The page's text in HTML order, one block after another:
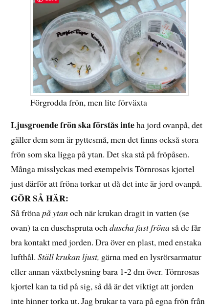
Förgrodda frön, men lite förväxta
Ljusgroende frön ska förstås inteha jord ovanpå, det
gäller dem som är pyttesmå, men det finns också stora
frön som ska ligga på ytan. Det ska stå på fröpåsen.
Många misslyckas med exempelvis Törnrosas kjortel
just därför att fröna torkar ut då det inte är jord ovanpå.
GÖR SÅ HÄR:
Så frönapå ytanoch när krukan dragit in vatten (se
ovan) ta en duschspruta ochduscha fast fröna så de får
bra kontakt med jorden. Dra över en plast, med enstaka
lufthål. Ställ krukan ljust, gärna med en lysrörsarmatur
eller annan växtbelysning bara 1-2 dm över. Törnrosas
kjortel kan ta tid på sig, så då är det viktigt att jorden
inte hinner torka ut. Jag brukar ta vara på egna frön från